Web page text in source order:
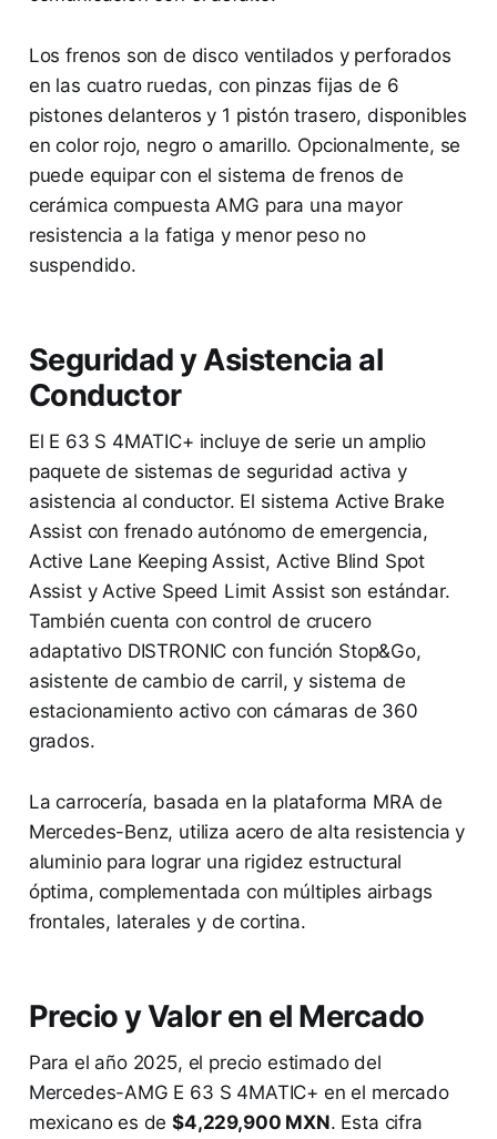
Los frenos son de disco ventilados y perforados
en las cuatro ruedas, con pinzas fijas de 6
pistones delanteros y 1 pistón trasero, disponibles
en color rojo, negro o amarillo. Opcionalmente, se
puede equipar con el sistema de frenos de
cerámica compuesta AMG para una mayor
resistencia a la fatiga y menor peso no
suspendido.
Seguridad y Asistencia al
Conductor
El E 63 S 4MATIC+ incluye de serie un amplio
paquete de sistemas de seguridad activa y
asistencia al conductor. El sistema Active Brake
Assist con frenado autónomo de emergencia,
Active Lane Keeping Assist, Active Blind Spot
Assist y Active Speed Limit Assist son estándar.
También cuenta con control de crucero
adaptativo DISTRONIC con función Stop&Go,
asistente de cambio de carril, y sistema de
estacionamiento activo con cámaras de 360
grados.
La carrocería, basada en la plataforma MRA de
Mercedes-Benz, utiliza acero de alta resistencia y
aluminio para lograr una rigidez estructural
óptima, complementada con múltiples airbags
frontales, laterales y de cortina.
Precio y Valor en el Mercado
Para el año 2025, el precio estimado del
Mercedes-AMG E 63 S 4MATIC+ en el mercado
mexicano es de$4,229,900 MXN. Esta cifra